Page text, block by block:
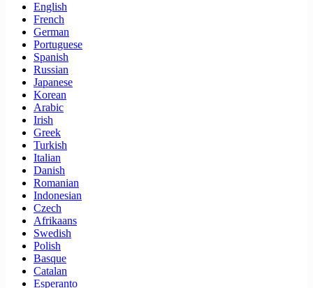
English
French
German
Portuguese
Spanish
Russian
Japanese
Korean
Arabic
Irish
Greek
Turkish
Italian
Danish
Romanian
Indonesian
Czech
Afrikaans
Swedish
Polish
Basque
Catalan
Esperanto